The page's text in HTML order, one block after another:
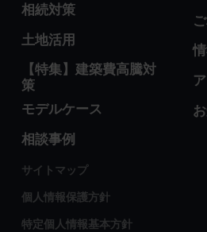
相続対策
土地活用
【特集】建築費高騰対
策
モデルケース
相談事例
サイトマップ
個人情報保護方針
特定個人情報基本方針